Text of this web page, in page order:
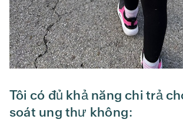
Tôi có đủ khả năng chi trả
soát ung thư không: